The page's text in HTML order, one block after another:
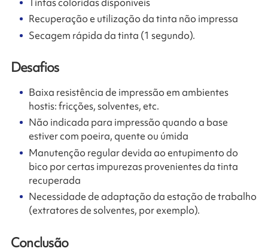
Recuperação e utilização da tinta não impressa
Secagem rápida da tinta (1 segundo).
Desafios
Baixa resistência de impressão em ambientes
hostis: fricções, solventes, etc.
Não indicada para impressão quando a base
estiver com poeira, quente ou úmida
Manutenção regular devida ao entupimento do
bico por certas impurezas provenientes da tinta
recuperada
Necessidade de adaptação da estação de trabalho
(extratores de solventes, por exemplo).
Conclusão